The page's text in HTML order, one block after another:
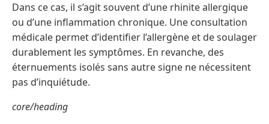
Dans ce cas, il s’agit souvent d’une rhinite allergique
ou d’une inflammation chronique. Une consultation
médicale permet d’identifier l’allergène et de soulager
durablement les symptômes. En revanche, des
éternuements isolés sans autre signe ne nécessitent
pas d’inquiétude.
core/heading